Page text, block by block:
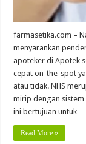
farmasetika.com –
menyarankan
apoteker di Apotek
cepat on-the-spot
atau tidak. NHS
mirip dengan sistem
ini bertujuan untuk …
Read More »